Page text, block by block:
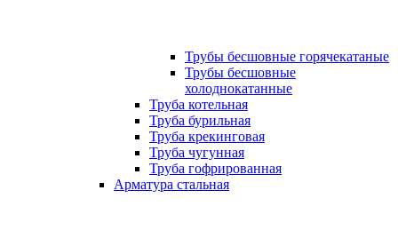
Трубы бесшовные горячекатаные
Трубы бесшовные
холоднокатанные
Труба котельная
Труба бурильная
Труба крекинговая
Труба чугунная
Труба гофрированная
Арматура стальная